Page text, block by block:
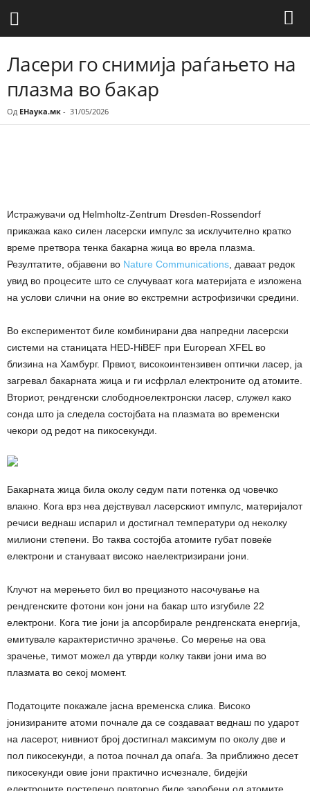
Ласери го снимија раѓањето на
плазма во бакар
Од ЕНаука.мк - 31/05/2026
Истражувачи од Helmholtz-Zentrum Dresden-Rossendorf
прикажаа како силен ласерски импулс за исклучително кратко
време претвора тенка бакарна жица во врела плазма.
Резултатите, објавени во Nature Communications , даваат редок
увид во процесите што се случуваат кога материјата е изложена
на услови слични на оние во екстремни астрофизички средини.
Во експериментот биле комбинирани два напредни ласерски
системи на станицата HED-HiBEF при European XFEL во
близина на Хамбург. Првиот, високоинтензивен оптички ласер, ја
загревал бакарната жица и ги исфрлал електроните од атомите.
Вториот, рендгенски слободноелектронски ласер, служел како
сонда што ја следела состојбата на плазмата во временски
чекори од редот на пикосекунди.
Бакарната жица била околу седум пати потенка од човечко
влакно. Кога врз неа дејствувал ласерскиот импулс, материјалот
речиси веднаш испарил и достигнал температури од неколку
милиони степени. Во таква состојба атомите губат повеќе
електрони и стануваат високо наелектризирани јони.
Клучот на мерењето бил во прецизното насочување на
рендгенските фотони кон јони на бакар што изгубиле 22
електрони. Кога тие јони ја апсорбирале рендгенската енергија,
емитувале карактеристично зрачење. Со мерење на ова
зрачење, тимот можел да утврди колку такви јони има во
плазмата во секој момент.
Податоците покажале јасна временска слика. Високо
јонизираните атоми почнале да се создаваат веднаш по ударот
на ласерот, нивниот број достигнал максимум по околу две и
пол пикосекунди, а потоа почнал да опаѓа. За приближно десет
пикосекунди овие јони практично исчезнале, бидејќи